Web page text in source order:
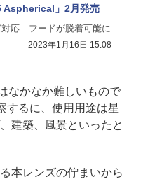
Aspherical」2月発売
対応 フードが脱着可能に
2023年1月16日 15:08
なかなか難しいもので
するに、使用用途は星
建築、風景といったと
本レンズの佇まいから